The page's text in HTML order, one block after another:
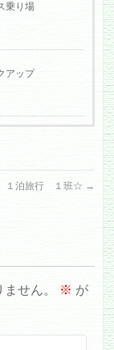
乗り場
アップ
》１泊旅行 １班☆ →
せん。 ※ が